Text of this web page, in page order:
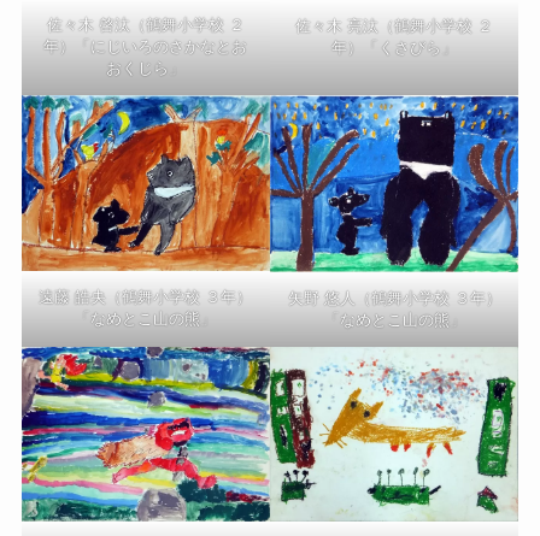
佐々木 啓汰（鶴舞小学校 ２
年）「にじいろのさかなとお
おくじら」
佐々木 亮汰（鶴舞小学校 ２
年）「くさびら」
遠藤 皓央（鶴舞小学校 ３年）
「なめとこ山の熊」
矢野 悠人（鶴舞小学校 ３年）
「なめとこ山の熊」